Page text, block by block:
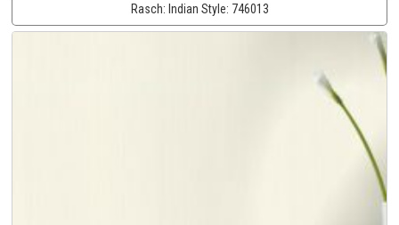
Rasch: Indian Style: 746013